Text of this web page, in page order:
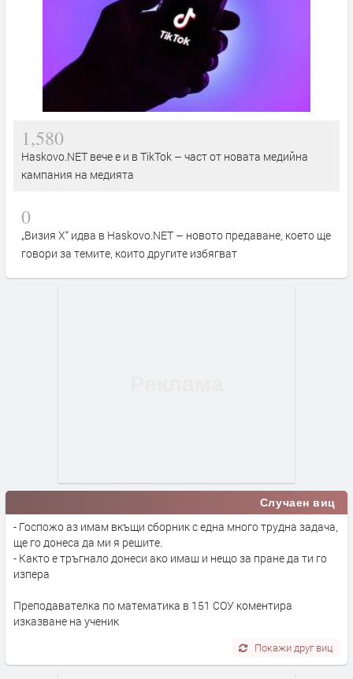
1,580
Haskovo.NET вече е и в TikTok – част от новата медийна
кампания на медията
0
„Визия Х“ идва в Haskovo.NET – новото предаване, което ще
говори за темите, които другите избягват
Случаен виц
- Госпожо аз имам вкъщи сборник с една много трудна задача,
ще го донеса да ми я решите.
- Както е тръгнало донеси ако имаш и нещо за пране да ти го
изпера
Преподавателка по математика в 151 СОУ коментира
изказване на ученик
Покажи друг виц